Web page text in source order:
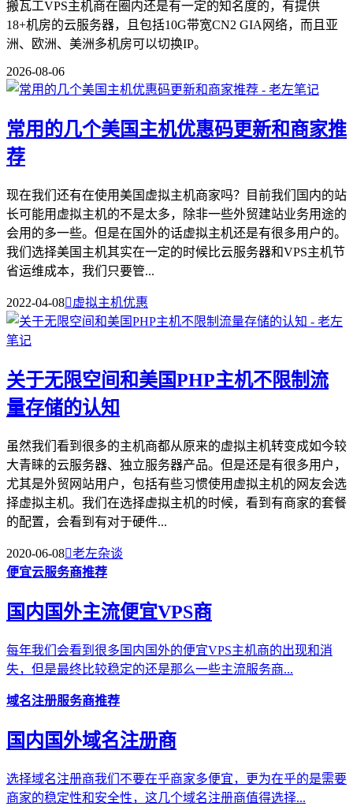
搬瓦工VPS主机商在圈内还是有一定的知名度的，有提供
18+机房的云服务器，且包括10G带宽CN2 GIA网络，而且亚
洲、欧洲、美洲多机房可以切换IP。
2026-08-06
常用的几个美国主机优惠码更新和商家推
荐
现在我们还有在使用美国虚拟主机商家吗？目前我们国内的站
长可能用虚拟主机的不是太多，除非一些外贸建站业务用途的
会用的多一些。但是在国外的话虚拟主机还是有很多用户的。
我们选择美国主机其实在一定的时候比云服务器和VPS主机节
省运维成本，我们只要管...
2022-04-08虚拟主机优惠
关于无限空间和美国PHP主机不限制流
量存储的认知
虽然我们看到很多的主机商都从原来的虚拟主机转变成如今较
大青睐的云服务器、独立服务器产品。但是还是有很多用户，
尤其是外贸网站用户，包括有些习惯使用虚拟主机的网友会选
择虚拟主机。我们在选择虚拟主机的时候，看到有商家的套餐
的配置，会看到有对于硬件...
2020-06-08老左杂谈
便宜云服务商推荐
国内国外主流便宜VPS商
每年我们会看到很多国内国外的便宜VPS主机商的出现和消
失，但是最终比较稳定的还是那么一些主流服务商...
域名注册服务商推荐
国内国外域名注册商
选择域名注册商我们不要在乎商家多便宜，更为在乎的是需要
商家的稳定性和安全性，这几个域名注册商值得选择...